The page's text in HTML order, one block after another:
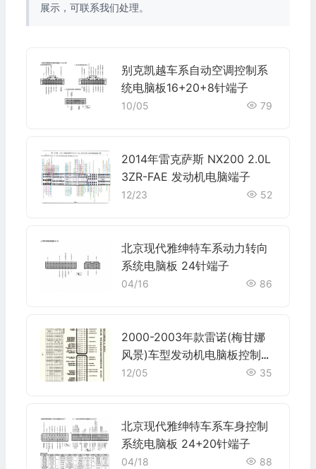
展示，可联系我们处理。
别克凯越车系自动空调控制系
统电脑板16+20+8针端子
10/05 79
2014年雷克萨斯 NX200 2.0L
3ZR-FAE 发动机电脑端子
12/23 52
北京现代雅绅特车系动力转向
系统电脑板 24针端子
04/16 86
2000-2003年款雷诺(梅甘娜
风景)车型发动机电脑板控制模
块针脚45+45针 端子图
12/05 35
北京现代雅绅特车系车身控制
系统电脑板 24+20针端子
04/18 88